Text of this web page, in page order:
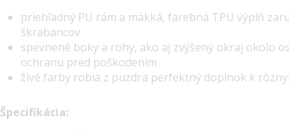
priehľadný PU rám a mäkká, farebná TPU výplň
škrabancov
spevnené boky a rohy, ako aj zvýšený okraj okolo
ochranu pred poškodením
živé farby robia z puzdra perfektný doplnok k
Špecifikácia: